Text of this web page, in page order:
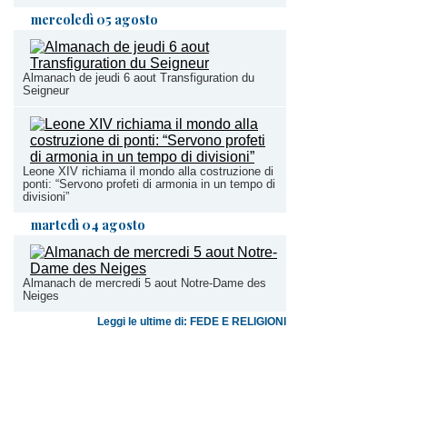
mercoledì 05 agosto
Almanach de jeudi 6 aout Transfiguration du
Seigneur
Leone XIV richiama il mondo alla costruzione di
ponti: “Servono profeti di armonia in un tempo di
divisioni”
martedì 04 agosto
Almanach de mercredi 5 aout Notre-Dame des
Neiges
Leggi le ultime di: FEDE E RELIGIONI